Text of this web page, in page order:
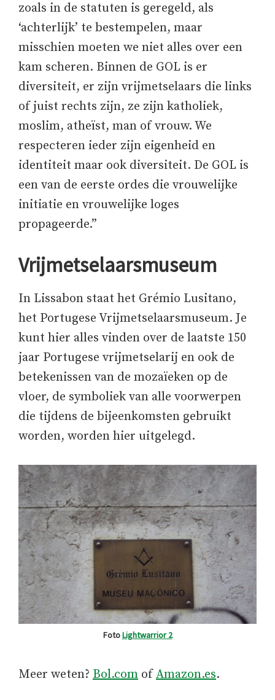
zoals in de statuten is geregeld, als
‘achterlijk’ te bestempelen, maar
misschien moeten we niet alles over een
kam scheren. Binnen de GOL is er
diversiteit, er zijn vrijmetselaars die links
of juist rechts zijn, ze zijn katholiek,
moslim, atheïst, man of vrouw. We
respecteren ieder zijn eigenheid en
identiteit maar ook diversiteit. De GOL is
een van de eerste ordes die vrouwelijke
initiatie en vrouwelijke loges
propageerde.”
Vrijmetselaarsmuseum
In Lissabon staat het Grémio Lusitano,
het Portugese Vrijmetselaarsmuseum. Je
kunt hier alles vinden over de laatste 150
jaar Portugese vrijmetselarij en ook de
betekenissen van de mozaïeken op de
vloer, de symboliek van alle voorwerpen
die tijdens de bijeenkomsten gebruikt
worden, worden hier uitgelegd.
FotoLightwarrior 2
Meer weten? Bol.com ofAmazon.es.